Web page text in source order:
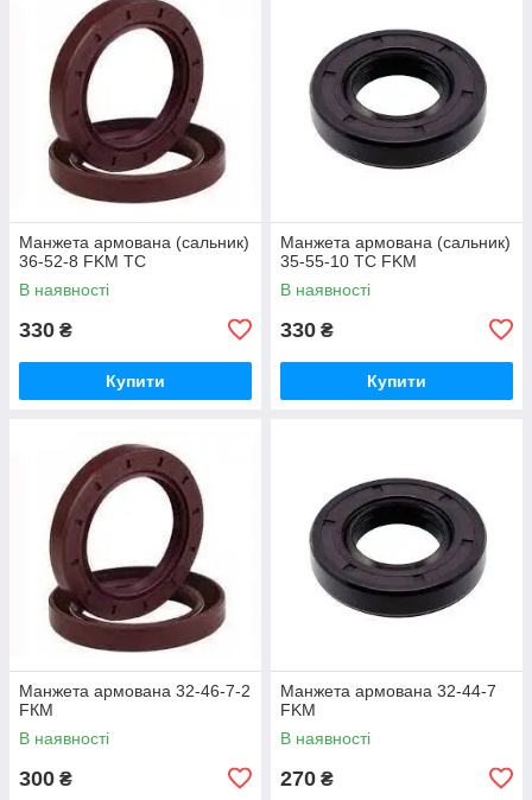
Манжета армована (сальник)
36-52-8 FKM TC
В наявності
330 ₴
Купити
Манжета армована (сальник)
35-55-10 ТС FKM
В наявності
330 ₴
Купити
Манжета армована 32-46-7-2
FКM
В наявності
300 ₴
Манжета армована 32-44-7
FKM
В наявності
270 ₴